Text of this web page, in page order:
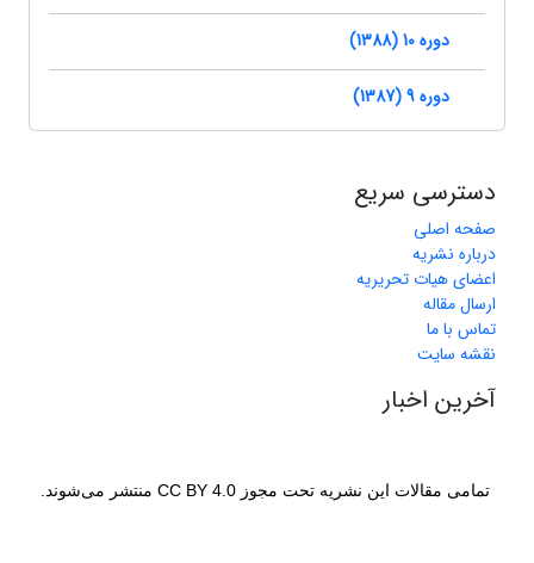
دوره 10 (1388)
دوره 9 (1387)
دسترسی سریع
صفحه اصلی
درباره نشریه
اعضای هیات تحریریه
ارسال مقاله
تماس با ما
نقشه سایت
آخرین اخبار
تمامی مقالات این نشریه تحت مجوز CC BY 4.0 منتشر می‌شوند.